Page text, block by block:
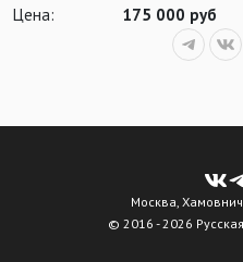
Цена:
175 000 руб
Москва,
© 2016 - 2026